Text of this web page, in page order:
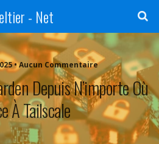
- Net
• Aucun Commentaire
Depuis N’importe Où
À Tailscale